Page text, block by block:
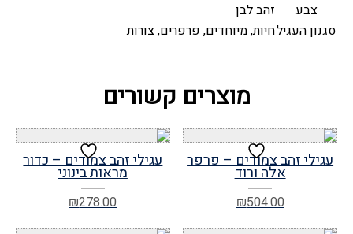
צבע
זהב לבן
סגנון העגילחיות, מיוחדים, פרפרים, צורות
מוצרים קשורים
עגילי זהב צמודים – פרפר
אלה ורוד
₪504.00
עגילי זהב צמודים – כדור
מראות בינוני
₪278.00